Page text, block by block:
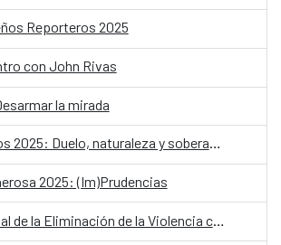
Reporteros 2025
con John Rivas
la mirada
Altar de muertos 2025: Duelo, naturaleza y soberanía alimentaria
2025: (Im)Prudencias
Día Internacional de la Eliminación de la Violencia contra las Mujeres: 25N